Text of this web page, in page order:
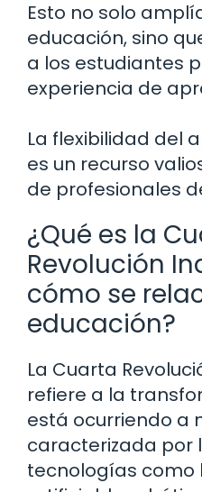
Esto no solo
educación, sino
a los estudiantes
experiencia de
La flexibilidad del
es un recurso
de profesionales
¿Qué es la
Revolución
cómo se
educación?
La Cuarta
refiere a la
está ocurriendo a
caracterizada por
tecnologías como